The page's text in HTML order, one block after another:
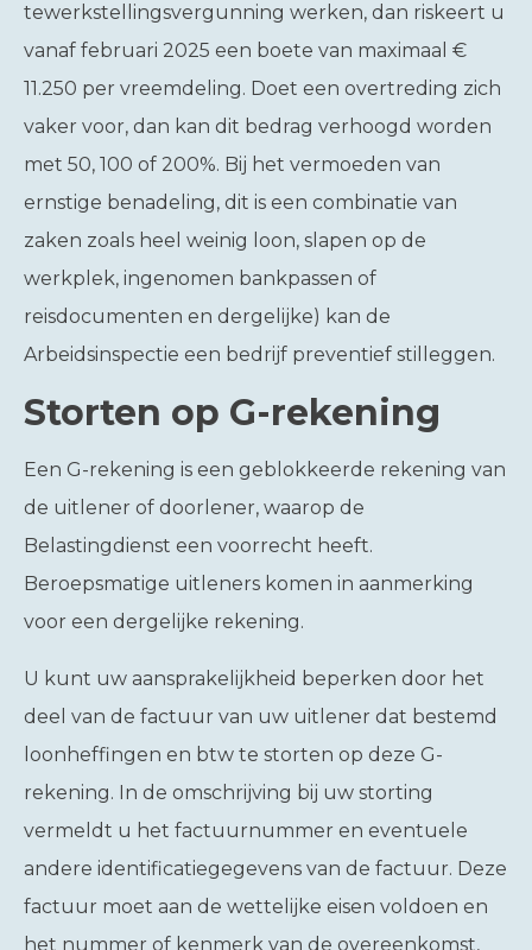
tewerkstellingsvergunning werken, dan riskeert u
vanaf februari 2025 een boete van maximaal €
11.250 per vreemdeling. Doet een overtreding zich
vaker voor, dan kan dit bedrag verhoogd worden
met 50, 100 of 200%. Bij het vermoeden van
ernstige benadeling, dit is een combinatie van
zaken zoals heel weinig loon, slapen op de
werkplek, ingenomen bankpassen of
reisdocumenten en dergelijke) kan de
Arbeidsinspectie een bedrijf preventief stilleggen.
Storten op G-rekening
Een G-rekening is een geblokkeerde rekening van
de uitlener of doorlener, waarop de
Belastingdienst een voorrecht heeft.
Beroepsmatige uitleners komen in aanmerking
voor een dergelijke rekening.
U kunt uw aansprakelijkheid beperken door het
deel van de factuur van uw uitlener dat bestemd
loonheffingen en btw te storten op deze G-
rekening. In de omschrijving bij uw storting
vermeldt u het factuurnummer en eventuele
andere identificatiegegevens van de factuur. Deze
factuur moet aan de wettelijke eisen voldoen en
het nummer of kenmerk van de overeenkomst,